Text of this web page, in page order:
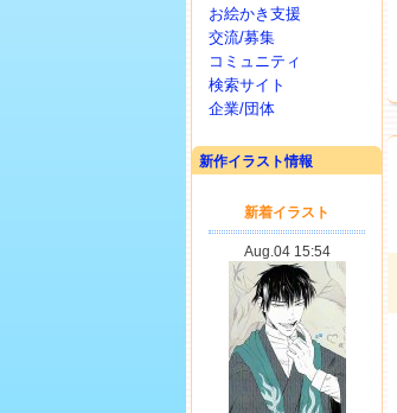
お絵かき支援
交流/募集
コミュニティ
検索サイト
企業/団体
新作イラスト情報